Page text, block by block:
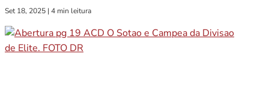
Set 18, 2025 | 4 min leitura